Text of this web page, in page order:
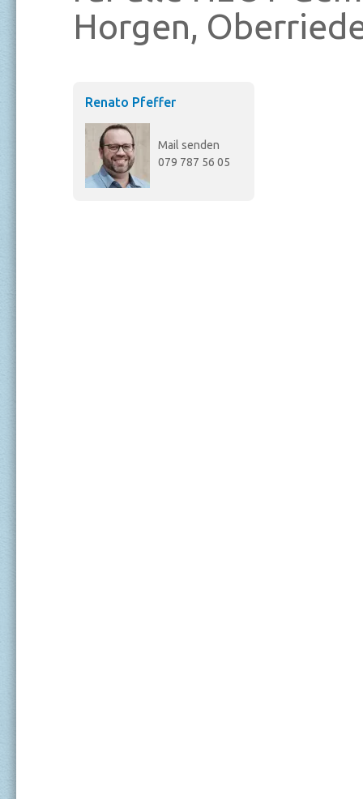
Horgen,
Renato Pfeffer
Mail senden
079 787 56 05